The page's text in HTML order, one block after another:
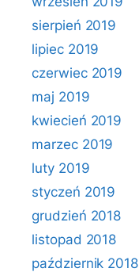
sierpień 2019
lipiec 2019
czerwiec 2019
maj 2019
kwiecień 2019
marzec 2019
luty 2019
styczeń 2019
grudzień 2018
listopad 2018
październik 2018